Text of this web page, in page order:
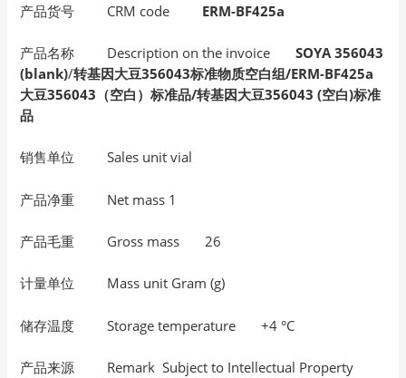
产品货号 CRM code ERM-BF425a
产品名称 Description on the invoice
SOYA 356043
(blank)/转基因大豆356043标准物质空白组/ERM-BF425a
大豆356043（空白）标准品/转基因大豆356043 (空白)标准
品
销售单位 Sales unit vial
产品净重 Net mass 1
产品毛重 Gross mass 26
计量单位 Mass unit Gram (g)
储存温度 Storage temperature +4 °C
产品来源 Remark Subject to Intellectual Property